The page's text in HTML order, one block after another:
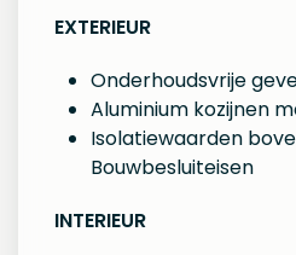
EXTERIEUR
Onderhoudsvrije
Aluminium kozijnen
Isolatiewaarden
Bouwbesluiteisen
INTERIEUR